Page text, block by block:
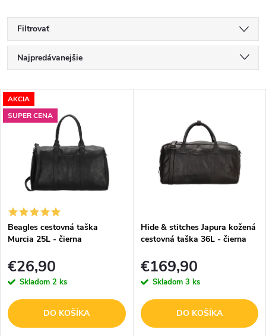
Filtrovať
R
d
e
p
r
o
d
u
Najpredávanejšie
Najdrahšie
V
ý
p
r
o
d
u
AKCIA
SUPER CENA
Beagles cestovná taška
Murcia 25L - čierna
€26,90
Skladom 2 ks
DO KOŠÍKA
Hide & stitches Japura kožená
cestovná taška 36L - čierna
€169,90
Skladom 3 ks
DO KOŠÍKA